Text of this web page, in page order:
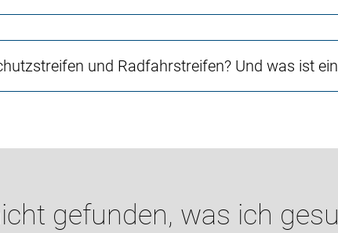
und Radfahrstreifen? Und was ist
gefunden, was ich